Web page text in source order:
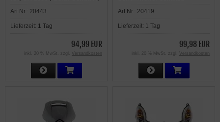
Art.Nr.: 20443
Lieferzeit: 1 Tag
94,99 EUR
inkl. 20 % MwSt. zzgl. Versandkosten
Halogenlampe H3, 12V, 55W,
Art.Nr.: 20419
Lieferzeit: 1 Tag
99,98 EUR
inkl. 20 % MwSt. zzgl. Versandkosten